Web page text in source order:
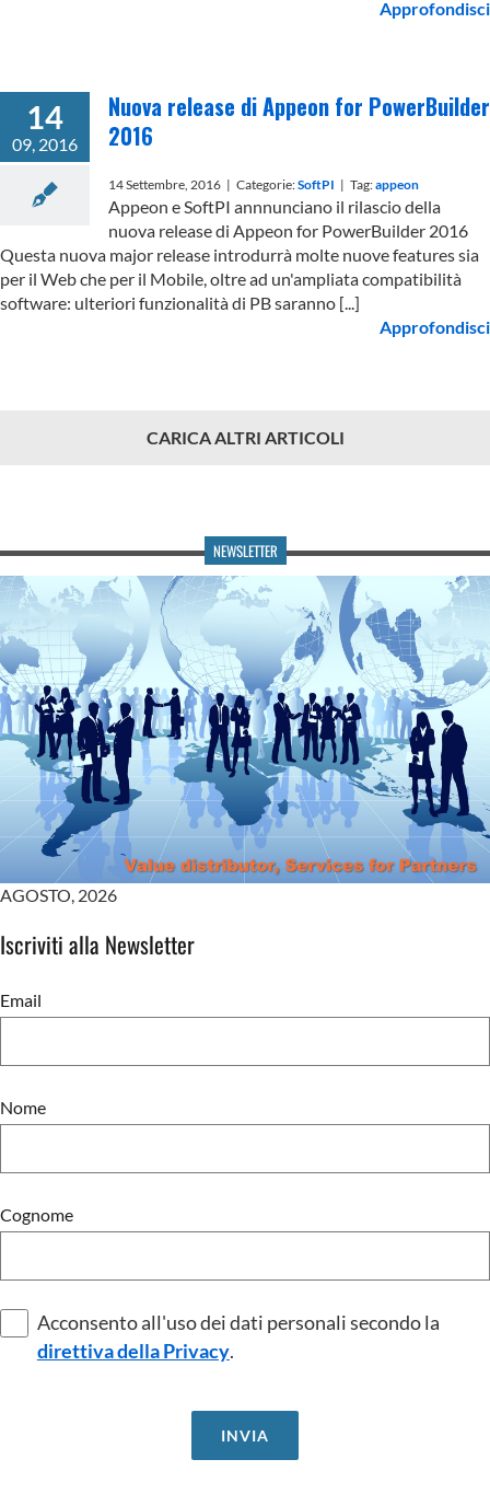
Approfondisci
14
09, 2016
Nuova release di Appeon for PowerBuilder
2016
14 Settembre, 2016 | Categorie:SoftPI | Tag:appeon
Appeon e SoftPI annnunciano il rilascio della
nuova release di Appeon for PowerBuilder 2016
Questa nuova major release introdurrà molte nuove features sia
per il Web che per il Mobile, oltre ad un'ampliata compatibilità
software: ulteriori funzionalità di PB saranno [...]
Approfondisci
CARICA ALTRI ARTICOLI
NEWSLETTER
AGOSTO, 2026
Iscriviti alla Newsletter
Email
Nome
Cognome
Acconsento all'uso dei dati personali secondo la
direttiva della Privacy.